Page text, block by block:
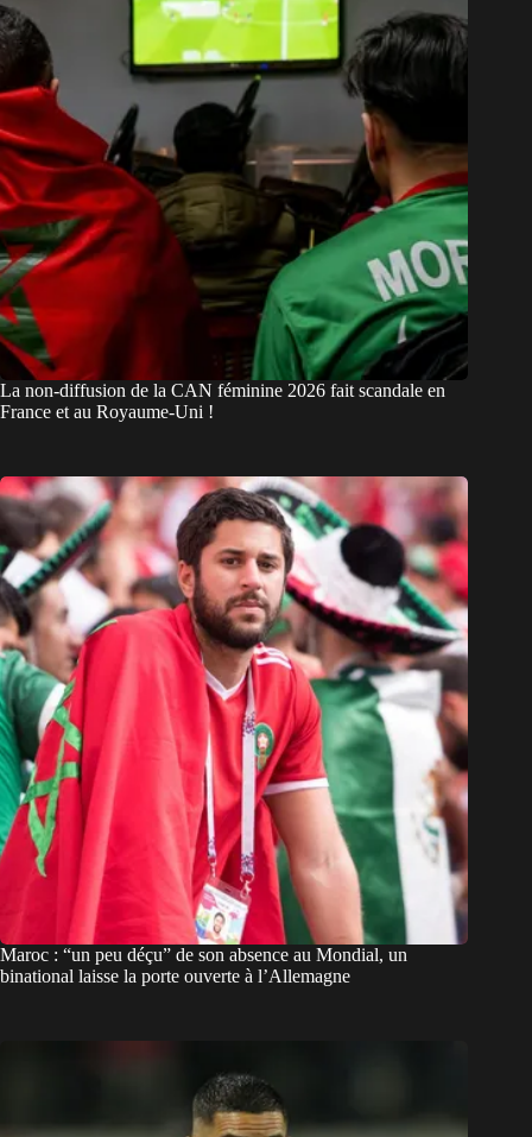
La non-diffusion de la CAN féminine 2026 fait scandale en
France et au Royaume-Uni !
Maroc : “un peu déçu” de son absence au Mondial, un
binational laisse la porte ouverte à l’Allemagne